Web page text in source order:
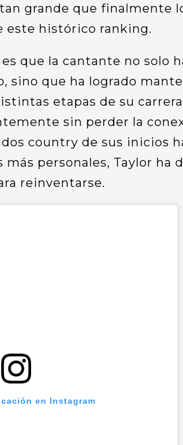
grande que finalmente
este histórico ranking.
que la cantante no solo
sino que ha logrado
etapas de su
sin perder la
country de sus inicios
personales, Taylor ha
reinventarse.
en Instagram